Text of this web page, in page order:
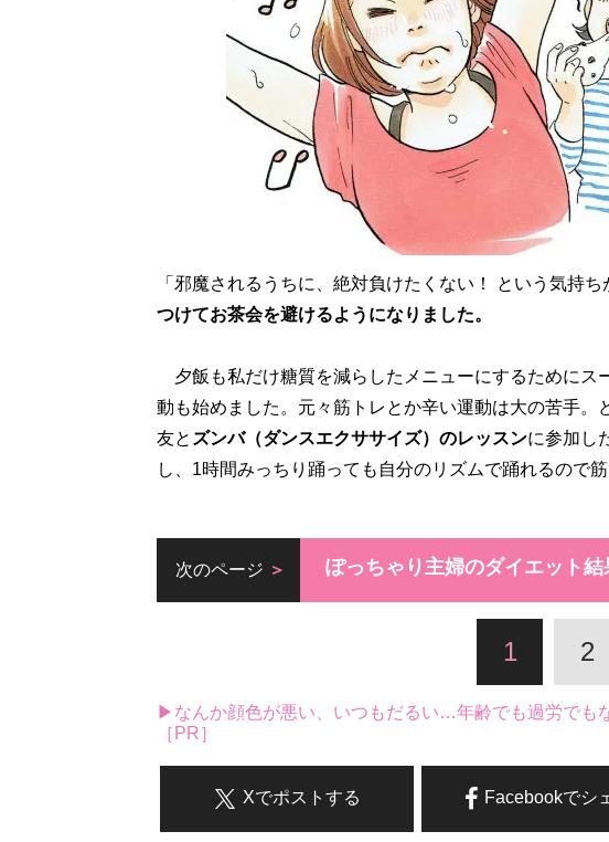
「邪魔されるうちに、絶対負けたくない！ という気持
つけてお茶会を避けるようになりました。
夕飯も私だけ糖質を減らしたメニューにするためにス
動も始めました。元々筋トレとか辛い運動は大の苦手。
友と ズンバ（ダンスエクササイズ）のレッスンに参加し
し、1時間みっちり踊っても自分のリズムで踊れるので
次のページ ぽっちゃり主婦のダイエット結
1 2
▶なんか顔色が悪い、いつもだるい…年齢でも過労でも
［PR］
Facebookでシ
Xでポストする